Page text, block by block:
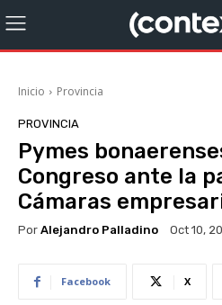
Inicio Provincia
PROVINCIA
Pymes
Congreso ante la
Cámaras
Por Alejandro Palladino Oct 10,
Facebook X